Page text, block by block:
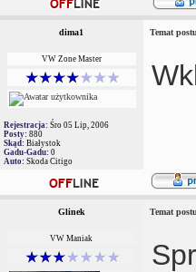
dima1 Temat
VW Zone Master
Rejestracja: Śro 05 Lip, 2006
Posty: 880
Skąd: Białystok
Gadu-Gadu: 0
Auto: Skoda Citigo
Glinek Temat
VW Maniak